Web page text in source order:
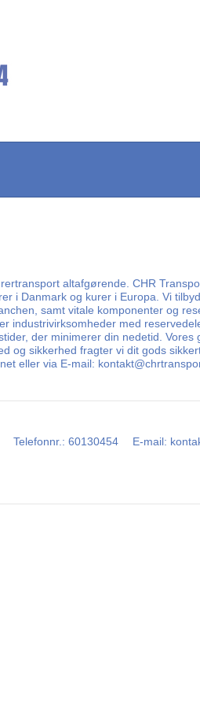
altafgørende. CHR
Danmark og kurer i Europa. Vi
samt vitale komponenter og
med
der minimerer din nedetid.
og sikkerhed fragter vi dit gods
eller via E-mail:
Telefonnr. : 60130454 E-mail: